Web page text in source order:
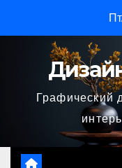
содержимому
Графический